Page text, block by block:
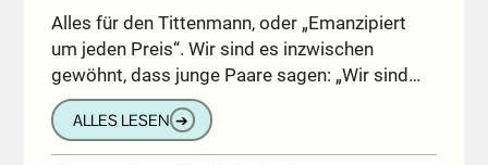
Alles für den Tittenmann, oder „Emanzipiert
um jeden Preis“. Wir sind es inzwischen
gewöhnt, dass junge Paare sagen: „Wir sind…
ALLES LESEN ➔